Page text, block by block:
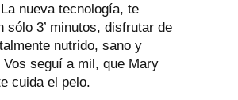
nueva tecnología, te
sólo 3’ minutos, disfrutar de
nutrido, sano y
Vos seguí a mil, que Mary
cuida el pelo.